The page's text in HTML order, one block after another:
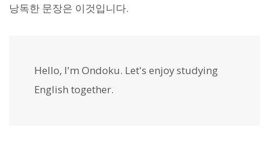
낭독한 문장은 이것입니다.
Hello, I'm Ondoku. Let's enjoy studying
English together.